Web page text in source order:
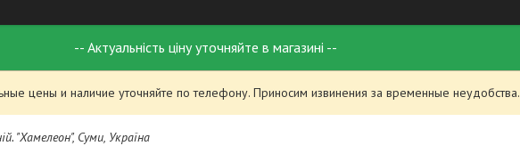
-- Актуальність ціну уточняйте в магазині --
цены и наличие уточняйте по телефону. Приносим извинения за временные неудобства.
"Хамелеон", Суми, Україна